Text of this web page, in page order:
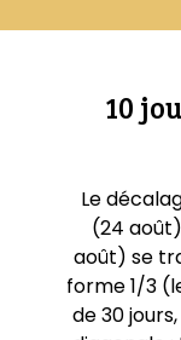
10
Le
(24
août) se
forme 1/3
de 30